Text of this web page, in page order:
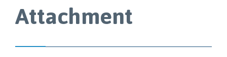
Attachment